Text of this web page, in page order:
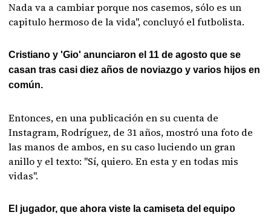
Nada va a cambiar porque nos casemos, sólo es un
capitulo hermoso de la vida", concluyó el futbolista.
Cristiano y 'Gio' anunciaron el 11 de agosto que se
casan tras casi diez años de noviazgo y varios hijos en
común.
Entonces, en una publicación en su cuenta de
Instagram, Rodríguez, de 31 años, mostró una foto de
las manos de ambos, en su caso luciendo un gran
anillo y el texto: "Sí, quiero. En esta y en todas mis
vidas".
El jugador, que ahora viste la camiseta del equipo